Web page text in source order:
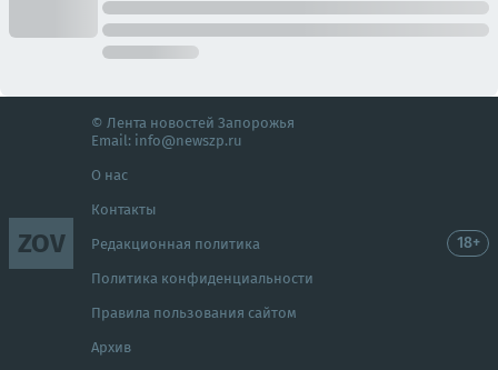
ZOV
© Лента новостей Запорожья
Email: info@newszp.ru
О нас
Контакты
Редакционная политика
Политика конфиденциальности
Правила пользования сайтом
Архив
18+